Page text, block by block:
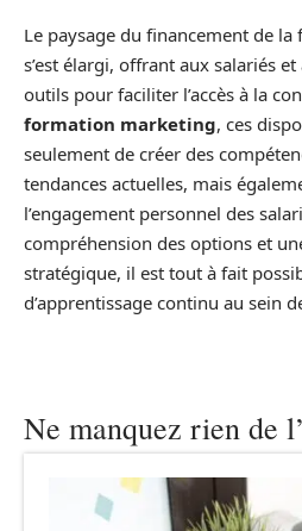
Le paysage du financement de
s’est élargi, offrant aux salariés
outils pour faciliter l’accès à la
formation marketing, ces
seulement de créer des
tendances actuelles, mais
l’engagement personnel des
compréhension des options et
stratégique, il est tout à fait
d’apprentissage continu au sein
Ne manquez rien de